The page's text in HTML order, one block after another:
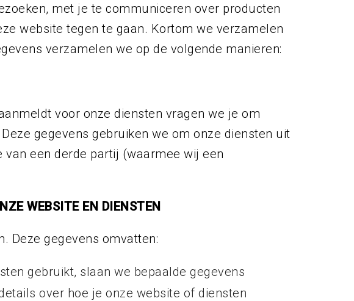
met je te communiceren over producten
website tegen te gaan. Kortom we verzamelen
verzamelen we op de volgende manieren:
voor onze diensten vragen we je om
gegevens gebruiken we om onze diensten uit
een derde partij (waarmee wij een
WEBSITE EN DIENSTEN
Deze gegevens omvatten:
gebruikt, slaan we bepaalde gegevens
over hoe je onze website of diensten